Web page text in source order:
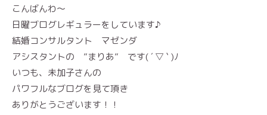
こんばんわ～
日曜ブログレギュラーをしています♪
結婚コンサルタント マゼンダ
アシスタントの ”まりあ” です( ´ ▽ ` )ﾉ
いつも、未加子さんの
パワフルなブログを見て頂き
ありがとうございます！！